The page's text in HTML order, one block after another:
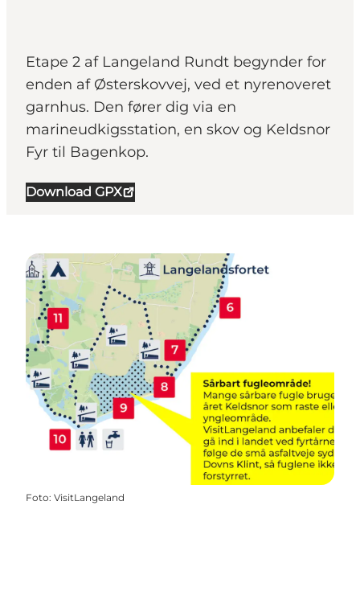
Etape 2 af Langeland Rundt begynder for
enden af Østerskovvej, ved et nyrenoveret
garnhus. Den fører dig via en
marineudkigsstation, en skov og Keldsnor
Fyr til Bagenkop.
Download GPX
Foto: VisitLangeland